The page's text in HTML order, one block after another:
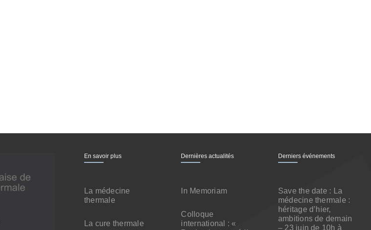
En savoir plus
La médecine
thermale
La cure thermale
Dernières actualités
In Memoriam
Colloque
international : «
Derniers événements
Save the date : La
médecine thermale :
héritage d’hier,
ambitions de demain
– 23 juin de 10h à